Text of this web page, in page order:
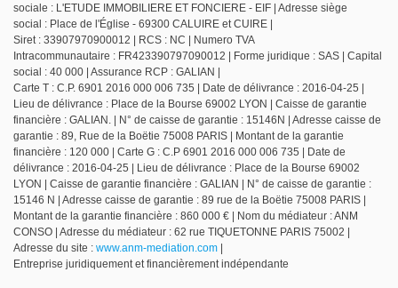
sociale : L'ETUDE IMMOBILIERE ET FONCIERE - EIF | Adresse siège
social : Place de l'Église - 69300 CALUIRE et CUIRE |
Siret : 33907970900012 | RCS : NC | Numero TVA
Intracommunautaire : FR423390797090012 | Forme juridique : SAS | Capital
social : 40 000 | Assurance RCP : GALIAN |
Carte T : C.P. 6901 2016 000 006 735 | Date de délivrance : 2016-04-25 |
Lieu de délivrance : Place de la Bourse 69002 LYON | Caisse de garantie
financière : GALIAN. | N° de caisse de garantie : 15146N | Adresse caisse de
garantie : 89, Rue de la Boëtie 75008 PARIS | Montant de la garantie
financière : 120 000 | Carte G : C.P 6901 2016 000 006 735 | Date de
délivrance : 2016-04-25 | Lieu de délivrance : Place de la Bourse 69002
LYON | Caisse de garantie financière : GALIAN | N° de caisse de garantie :
15146 N | Adresse caisse de garantie : 89 rue de la Boëtie 75008 PARIS |
Montant de la garantie financière : 860 000 € | Nom du médiateur : ANM
CONSO | Adresse du médiateur : 62 rue TIQUETONNE PARIS 75002 |
Adresse du site : www.anm-mediation.com |
Entreprise juridiquement et financièrement indépendante